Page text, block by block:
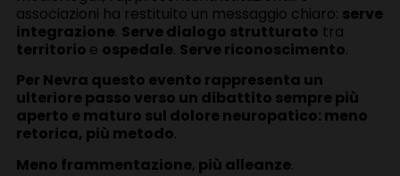
associazioni ha restituito un messaggio chiaro: serve
integrazione. Serve dialogo strutturato tra
territorio e ospedale. Serve riconoscimento.
Per Nevra questo evento rappresenta un
ulteriore passo verso un dibattito sempre più
aperto e maturo sul dolore neuropatico: meno
retorica, più metodo.
Meno frammentazione, più alleanze.